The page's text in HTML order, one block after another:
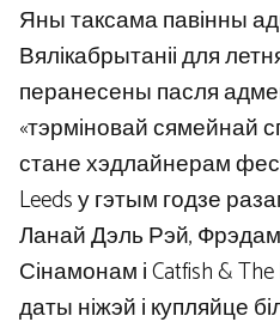
Яны таксама павінны
Вялікабрытаніі для
перанесены пасля
«тэрміновай сямейнай
стане хэдлайнерам
Leeds у гэтым годзе
Ланай Дэль Рэй,
Сінамонам і Catfish &
даты ніжэй і купляйце